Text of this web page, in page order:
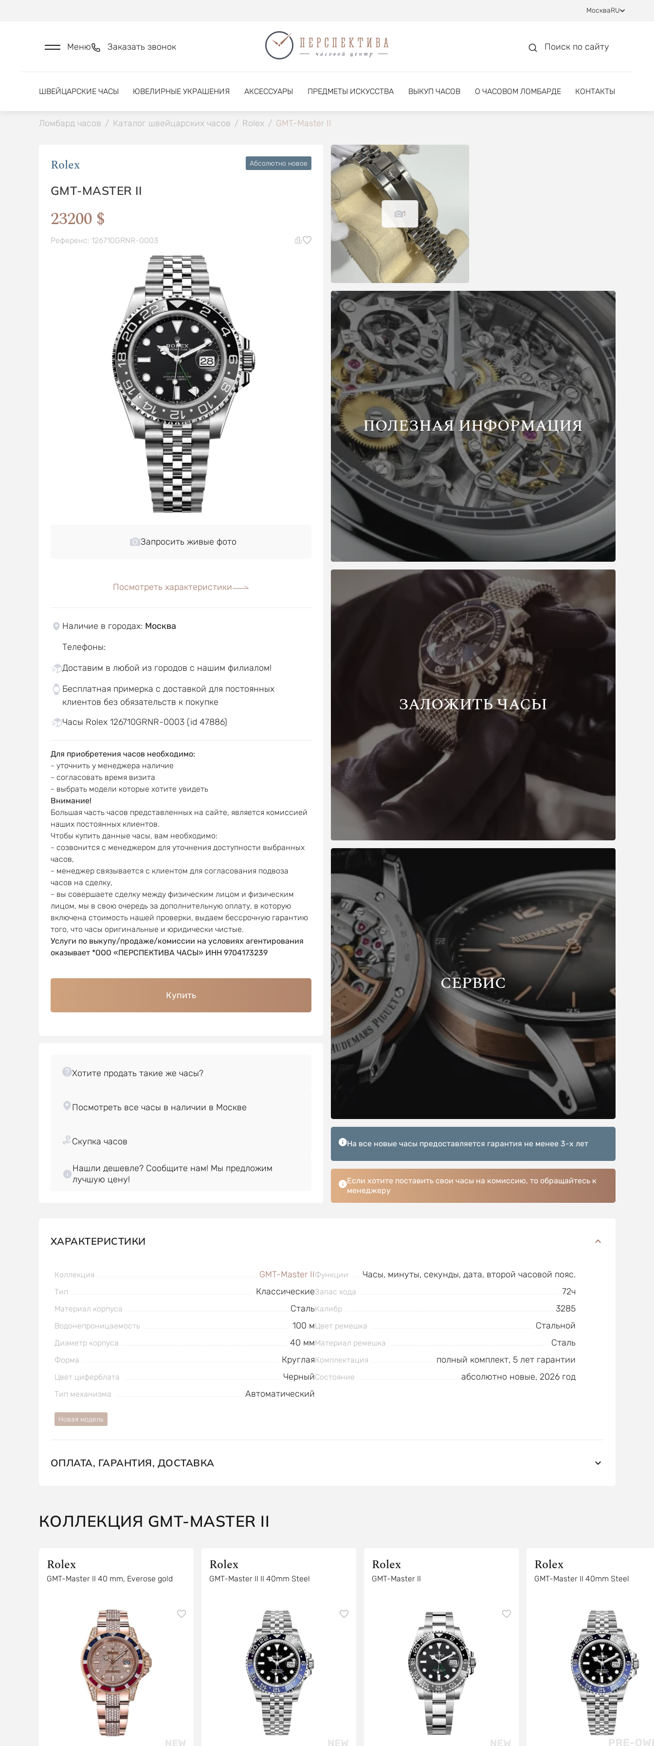
МоскваRU
Меню Заказать звонок Поиск по сайту
ШВЕЙЦАРСКИЕ ЧАСЫ ЮВЕЛИРНЫЕ УКРАШЕНИЯ АКСЕССУАРЫ ПРЕДМЕТЫ ИСКУССТВА ВЫКУП ЧАСОВ О ЧАСОВОМ ЛОМБАРДЕ КОНТАКТЫ
Ломбард часов / Каталог швейцарских часов / Rolex / GMT-Master II
Rolex Абсолютно новое
GMT-MASTER II
23200 $
Референс: 126710GRNR-0003
Запросить живые фото
Посмотреть характеристики
Наличие в городах: Москва
Телефоны:
Доставим в любой из городов с нашим филиалом!
Бесплатная примерка с доставкой для постоянных
клиентов без обязательств к покупке
Часы Rolex 126710GRNR-0003 (id 47886)
Для приобретения часов необходимо:
- уточнить у менеджера наличие
- согласовать время визита
- выбрать модели которые хотите увидеть
Внимание!
Большая часть часов представленных на сайте, является комиссией
наших постоянных клиентов.
Чтобы купить данные часы, вам необходимо:
- созвонится с менеджером для уточнения доступности выбранных
часов,
- менеджер связывается с клиентом для согласования подвоза
часов на сделку,
- вы совершаете сделку между физическим лицом и физическим
лицом, мы в свою очередь за дополнительную оплату, в которую
включена стоимость нашей проверки, выдаем бессрочную гарантию
того, что часы оригинальные и юридически чистые.
Услуги по выкупу/продаже/комиссии на условиях агентирования
оказывает *ООО «ПЕРСПЕКТИВА ЧАСЫ» ИНН 9704173239
Купить
Хотите продать такие же часы?
Нашли дешевле? Сообщите нам! Мы предложим
лучшую цену!
1
ПОЛЕЗНАЯ ИНФОРМАЦИЯ
ЗАЛОЖИТЬ ЧАСЫ
СЕРВИС
На все новые часы предоставляется гарантия не менее 3-х лет
Если хотите поставить свои часы на комиссию, то обращайтесь к
менеджеру
ХАРАКТЕРИСТИКИ
Коллекция GMT-Master II
Тип Классические
Материал корпуса Сталь
Водонепроницаемость 100 м
Диаметр корпуса 40 мм
Форма Круглая
Цвет циферблата Черный
Тип механизма Автоматический
Функции Часы, минуты, секунды, дата, второй часовой пояс.
Запас хода 72ч
Калибр 3285
Цвет ремешка Стальной
Материал ремешка Сталь
Комплектация полный комплект, 5 лет гарантии
Состояние абсолютно новые, 2026 год
Новая модель
ОПЛАТА, ГАРАНТИЯ, ДОСТАВКА
КОЛЛЕКЦИЯ GMT-MASTER II
Rolex
GMT-Master II 40 mm, Everose gold
Rolex
GMT-Master II II 40mm Steel
Rolex
GMT-Master II
Rolex
GMT-Master II 40mm Steel